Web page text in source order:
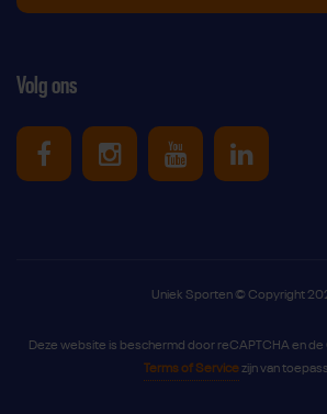
Volg ons
Uniek Sporten op
Uniek Sporten op
UniekUniek
Uniek Sporten © Copyright
Deze website is beschermd door reCAPTCHA en de
Terms of Servicezijn van